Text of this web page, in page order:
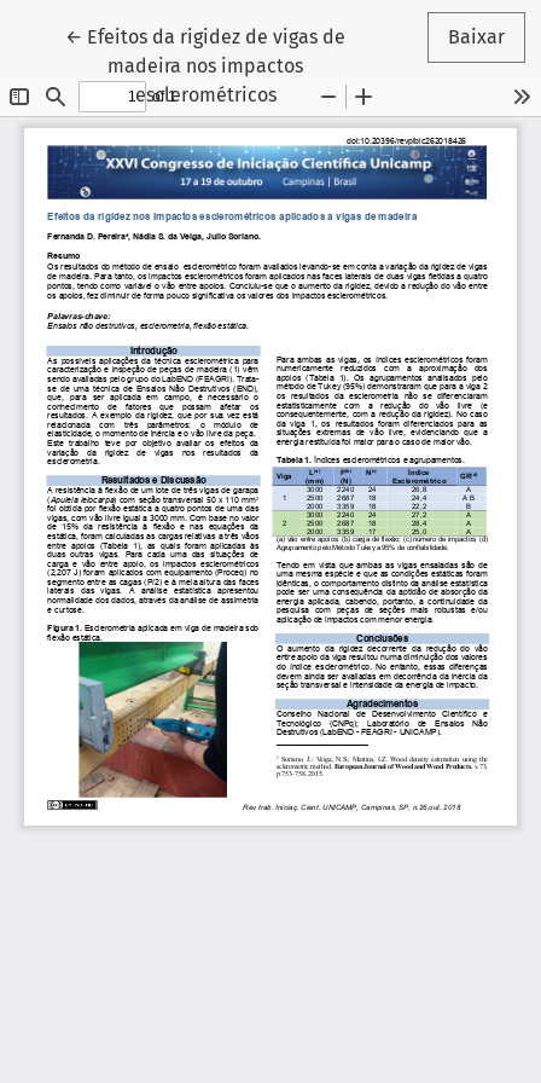
← Voltar aos Detalhes do Artigo
Efeitos da rigidez de vigas de
madeira nos impactos
esclerométricos
Baixar